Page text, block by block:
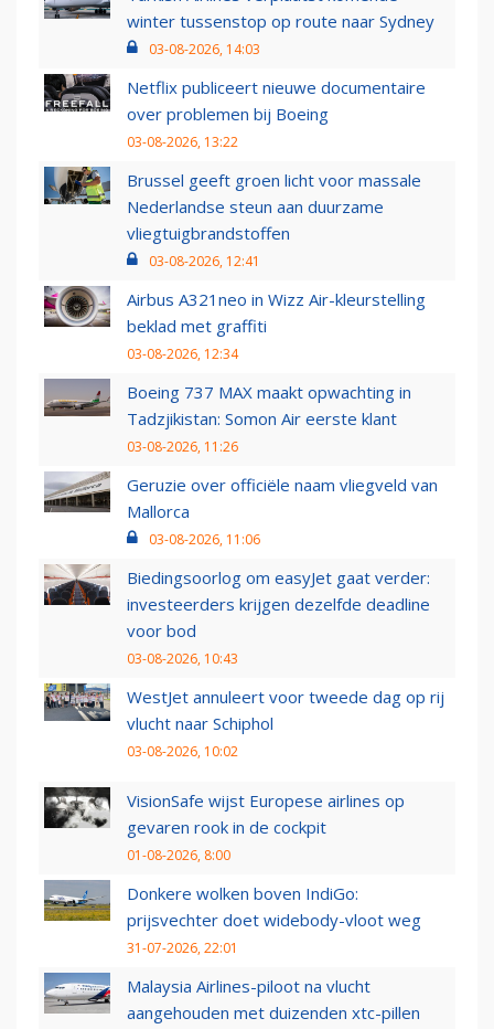
winter tussenstop op route naar Sydney
03-08-2026, 14:03
Netflix publiceert nieuwe documentaire
over problemen bij Boeing
03-08-2026, 13:22
Brussel geeft groen licht voor massale
Nederlandse steun aan duurzame
vliegtuigbrandstoffen
03-08-2026, 12:41
Airbus A321neo in Wizz Air-kleurstelling
beklad met graffiti
03-08-2026, 12:34
Boeing 737 MAX maakt opwachting in
Tadzjikistan: Somon Air eerste klant
03-08-2026, 11:26
Geruzie over officiële naam vliegveld van
Mallorca
03-08-2026, 11:06
Biedingsoorlog om easyJet gaat verder:
investeerders krijgen dezelfde deadline
voor bod
03-08-2026, 10:43
WestJet annuleert voor tweede dag op rij
vlucht naar Schiphol
03-08-2026, 10:02
VisionSafe wijst Europese airlines op
gevaren rook in de cockpit
01-08-2026, 8:00
Donkere wolken boven IndiGo:
prijsvechter doet widebody-vloot weg
31-07-2026, 22:01
Malaysia Airlines-piloot na vlucht
aangehouden met duizenden xtc-pillen